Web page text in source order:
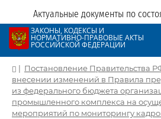
Актуальные документы по
ЗАКОНЫ, КОДЕКСЫ И
НОРМАТИВНО-ПРАВОВЫЕ АКТЫ
РОССИЙСКОЙ ФЕДЕРАЦИИ
| Постановление Правительства
внесении изменений в Правила
из федерального бюджета
промышленного комплекса на
мероприятий по мониторингу